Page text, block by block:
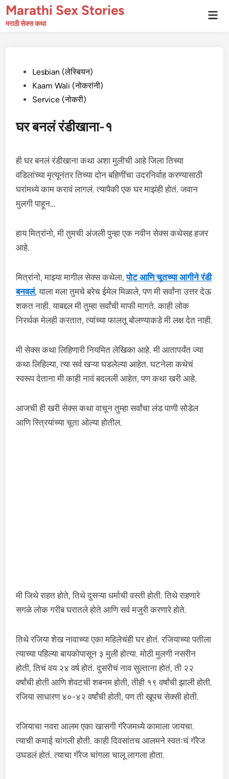
Skip
toMarathi Sex Stories
मराठी सेक्स कथा
PostedLesbian (लेस्बियन)
Kaam Wali (नोकरांनी)
Service (नोकरी)
घर बनलं रंडीखाना-१
ही घर बनलं रंडीखाना कथा अशा मुलीची आहे जिला तिच्या
वडिलांच्या मृत्यूनंतर तिच्या दोन बहिणींचा उदरनिर्वाह करण्यासाठी
घरांमध्ये काम करावं लागलं. त्यापैकी एक घर माझंही होतं. जवान
मुलगी पाहून…
हाय मित्रांनो, मी तुमची अंजली पुन्हा एक नवीन सेक्स कथेसह हजर
आहे.
मित्रांनो, माझ्या मागील सेक्स कथेला,पोट आणि चूतच्या आगीने रंडी
बनवलं, याला मला तुमचे बरेच ईमेल मिळाले, पण मी सर्वांना उत्तर देऊ
शकत नाही. याबद्दल मी तुम्हा सर्वांची माफी मागते. काही लोक
निरर्थक मेलही करतात, त्यांच्या फालतू बोलण्याकडे मी लक्ष देत नाही.
मी सेक्स कथा लिहिणारी नियमित लेखिका आहे. मी आतापर्यंत ज्या
कथा लिहिल्या, त्या सर्व खऱ्या घडलेल्या आहेत. घटनेला कथेचं
स्वरूप देताना मी काही नावं बदलली आहेत, पण कथा खरी आहे.
आजची ही खरी सेक्स कथा वाचून तुम्हा सर्वांचा लंड पाणी सोडेल
आणि स्त्रियांच्या चूता ओल्या होतील.
मी जिथे राहत होते, तिथे दुसऱ्या धर्माची वस्ती होती. तिथे राहणारे
सगळे लोक गरीब घरातले होते आणि सर्व मजुरी करणारे होते.
तिथे रजिया शेख नावाच्या एका महिलेचंही घर होतं. रजियाच्या पतीला
त्याच्या पहिल्या बायकोपासून ३ मुली होत्या. मोठी मुलगी नसरीन
होती, तिचं वय २४ वर्ष होतं. दुसरीचं नाव सुल्ताना होतं, ती २२
वर्षांची होती आणि शेवटची शबनम होती, तीही १९ वर्षांची झाली होती.
रजिया साधारण ४०-४२ वर्षांची होती, पण ती खूपच सेक्सी होती.
रजियाचा नवरा आलम एका खासगी गॅरेजमध्ये कामाला जायचा.
त्याची कमाई चांगली होती. काही दिवसांतच आलमने स्वतःचं गॅरेज
उघडलं होतं. त्याचा गॅरेज चांगला चालू लागला होता.